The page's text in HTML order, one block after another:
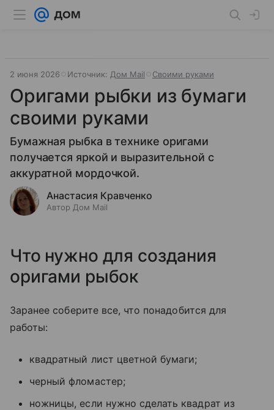
2 июня 2026 Источник: Дом Mail Своими руками
Оригами рыбки из бумаги
своими руками
Бумажная рыбка в технике оригами
получается яркой и выразительной с
аккуратной мордочкой.
Анастасия Кравченко
Автор Дом Mail
Что нужно для создания
оригами рыбок
Заранее соберите все, что понадобится для
работы:
квадратный лист цветной бумаги;
черный фломастер;
ножницы, если нужно сделать квадрат из